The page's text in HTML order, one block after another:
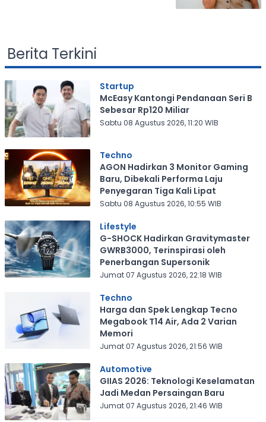
Berita Terkini
Startup
McEasy Kantongi Pendanaan Seri B
Sebesar Rp120 Miliar
Sabtu 08 Agustus 2026, 11:20 WIB
Techno
AGON Hadirkan 3 Monitor Gaming
Baru, Dibekali Performa Laju
Penyegaran Tiga Kali Lipat
Sabtu 08 Agustus 2026, 10:55 WIB
Lifestyle
G-SHOCK Hadirkan Gravitymaster
GWRB3000, Terinspirasi oleh
Penerbangan Supersonik
Jumat 07 Agustus 2026, 22:18 WIB
Techno
Harga dan Spek Lengkap Tecno
Megabook T14 Air, Ada 2 Varian
Memori
Jumat 07 Agustus 2026, 21:56 WIB
Automotive
GIIAS 2026: Teknologi Keselamatan
Jadi Medan Persaingan Baru
Jumat 07 Agustus 2026, 21:46 WIB